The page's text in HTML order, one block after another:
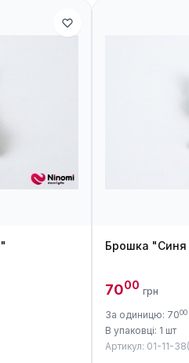
Брошка "Синя
7000 грн
За одиницю: 7000
В упаковці: 1 шт
Артикул: 01-11-